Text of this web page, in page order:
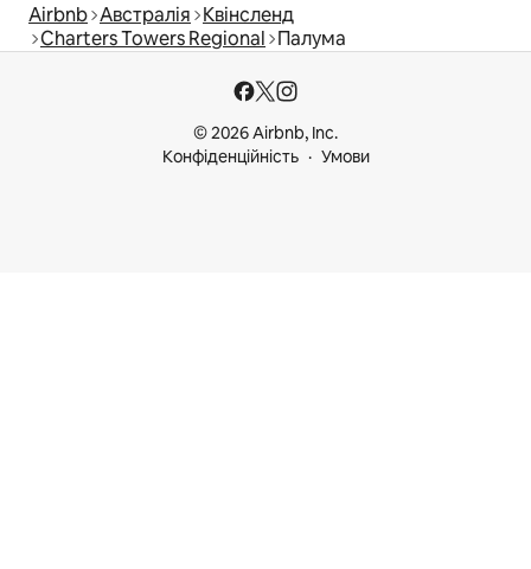
Airbnb Австралія Квінсленд
Charters Towers Regional Палума
© 2026 Airbnb, Inc.
Конфіденційність
Умови